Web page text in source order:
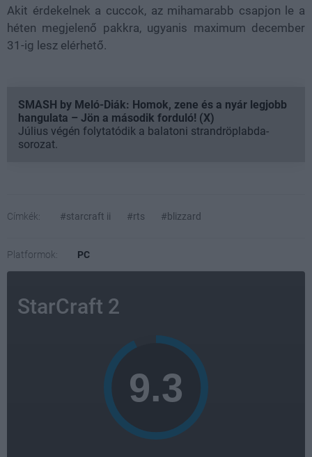
Akit érdekelnek a cuccok, az mihamarabb csapjon le a
héten megjelenő pakkra, ugyanis maximum december
31-ig lesz elérhető.
SMASH by Meló-Diák: Homok, zene és a nyár legjobb
hangulata – Jön a második forduló! (X)
Július végén folytatódik a balatoni strandröplabda-
sorozat.
Címkék: #starcraft ii #rts #blizzard
Platformok: PC
StarCraft 2